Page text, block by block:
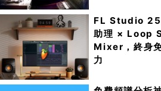
FL Studio 25
助理 × Loop
Mixer，終身
力